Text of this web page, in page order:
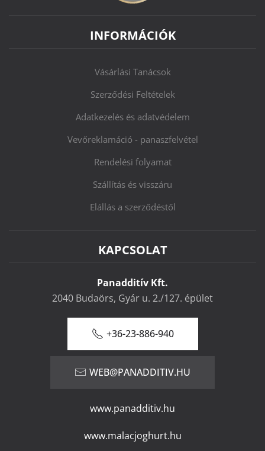
INFORMÁCIÓK
Vásárlási Tanácsok
Szerződési Feltételek
Adatkezelés és adatvédelem
Vevőreklamáció - panaszfelvétel
Rendelési folyamat
Szállítás és visszáru
Elállás a szerződéstől
KAPCSOLAT
Panadditív Kft.
2040 Budaörs, Gyár u. 2./127. épület
+36-23-886-940
WEB@PANADDITIV.HU
www.panadditiv.hu
www.malacjoghurt.hu